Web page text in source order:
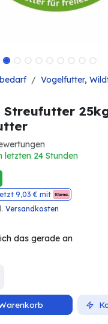
Vogelfutter,
letzten 24 Stunden
9,03 € mit
Versandkosten
das gerade an